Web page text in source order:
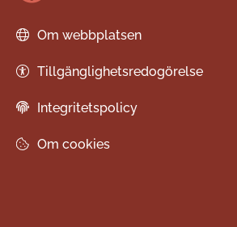
Om webbplatsen
Tillgänglighetsredogörelse
Integritetspolicy
Om cookies